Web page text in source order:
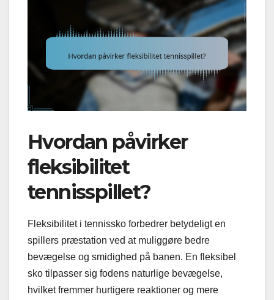
Hvordan påvirker
fleksibilitet
tennisspillet?
Fleksibilitet i tennissko forbedrer betydeligt en
spillers præstation ved at muliggøre bedre
bevægelse og smidighed på banen. En fleksibel
sko tilpasser sig fodens naturlige bevægelse,
hvilket fremmer hurtigere reaktioner og mere